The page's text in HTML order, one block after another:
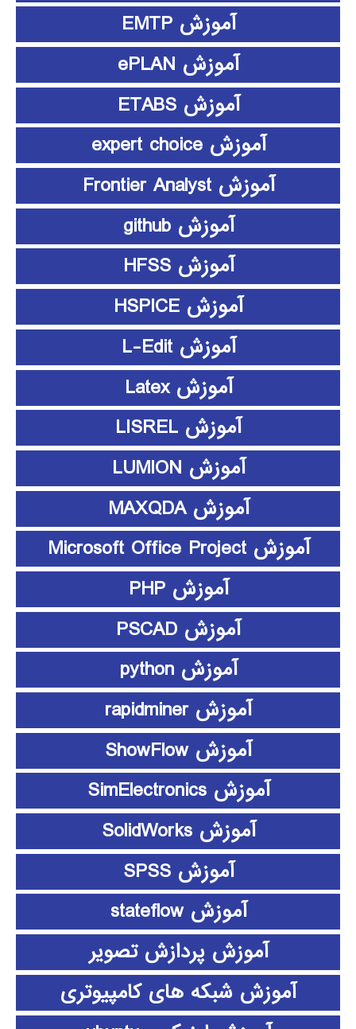
آموزش EMTP
آموزش ePLAN
آموزش ETABS
آموزش expert choice
آموزش Frontier Analyst
آموزش github
آموزش HFSS
آموزش HSPICE
آموزش L-Edit
آموزش Latex
آموزش LISREL
آموزش LUMION
آموزش MAXQDA
آموزش Microsoft Office Project
آموزش PHP
آموزش PSCAD
آموزش python
آموزش rapidminer
آموزش ShowFlow
آموزش SimElectronics
آموزش SolidWorks
آموزش SPSS
آموزش stateflow
آموزش پردازش تصویر
آموزش شبکه های کامپیوتری